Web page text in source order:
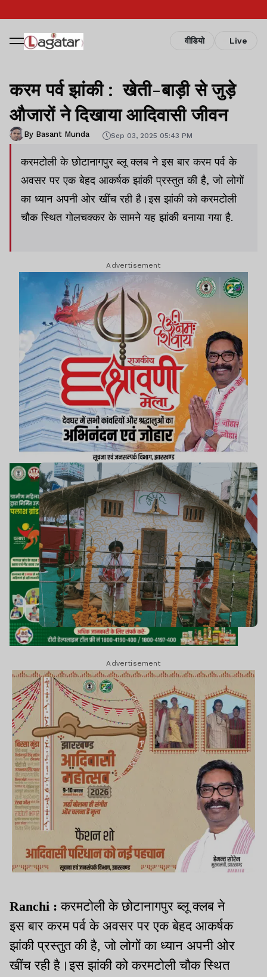
वीडियो Live
करम पर्व झांकी : खेती-बाड़ी से जुड़े
औजारों ने दिखाया आदिवासी जीवन
By Basant Munda Sep 03, 2025 05:43 PM
करमटोली के छोटानागपुर ब्लू क्लब ने इस बार करम पर्व के
अवसर पर एक बेहद आकर्षक झांकी प्रस्तुत की है, जो लोगों
का ध्यान अपनी ओर खींच रही है।इस झांकी को करमटोली
चौक स्थित गोलचक्कर के सामने यह झांकी बनाया गया है.
Advertisement
Advertisement
Ranchi :करमटोली के छोटानागपुर ब्लू क्लब ने
इस बार करम पर्व के अवसर पर एक बेहद आकर्षक
झांकी प्रस्तुत की है, जो लोगों का ध्यान अपनी ओर
खींच रही है।इस झांकी को करमटोली चौक स्थित